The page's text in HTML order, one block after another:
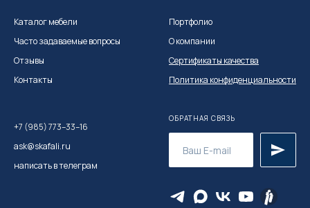
Каталог мебели
Часто задаваемые вопросы
Отзывы
Контакты
Портфолио
О компании
Сертификаты качества
Политика конфиденциальности
+7 (985) 773–33–16
ask@skafali.ru
написать в телеграм
ОБРАТНАЯ СВЯЗЬ